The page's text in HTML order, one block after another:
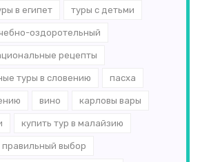
в египет туры с детьми
оздоротельный
рецепты
туры в словению пасха
вино карловы вары
купить тур в малайзию
правильный выбор